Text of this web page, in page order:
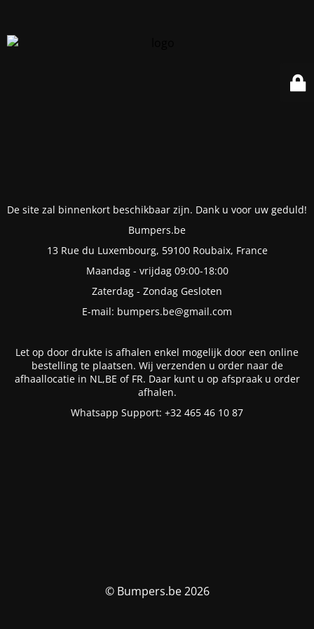
De site zal binnenkort beschikbaar zijn. Dank u voor uw geduld!
Bumpers.be
13 Rue du Luxembourg, 59100 Roubaix, France
Maandag - vrijdag 09:00-18:00
Zaterdag - Zondag Gesloten
E-mail: bumpers.be@gmail.com
Let op door drukte is afhalen enkel mogelijk door een online
bestelling te plaatsen. Wij verzenden u order naar de
afhaallocatie in NL,BE of FR. Daar kunt u op afspraak u order
afhalen.
Whatsapp Support: +32 465 46 10 87
© Bumpers.be 2026